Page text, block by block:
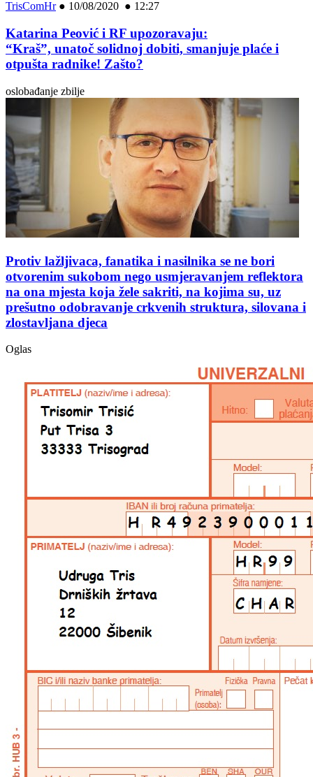
TrisComHr● 10/08/2020 ● 12:27
Katarina Peović i RF upozoravaju:
“Kraš”, unatoč solidnoj dobiti, smanjuje plaće i
otpušta radnike! Zašto?
oslobađanje zbilje
Protiv lažljivaca, fanatika i nasilnika se ne bori
otvorenim sukobom nego usmjeravanjem reflektora
na ona mjesta koja žele sakriti, na kojima su, uz
prešutno odobravanje crkvenih struktura, silovana i
zlostavljana djeca
Oglas